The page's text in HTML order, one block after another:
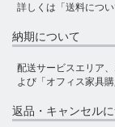
詳しくは 「送料につい
納期について
配送サービスエリア
よび 「オフィス家具
返品・キャンセル